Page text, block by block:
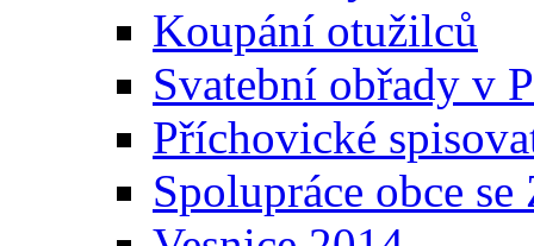
Koupání otužilců
Svatební obřady v
Příchovické
Spolupráce obce